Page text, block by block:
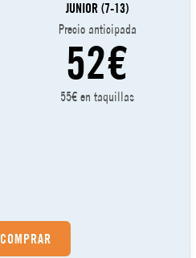
JUNIOR (7-13)
Precio anticipada
52€
55€ en taquillas
COMPRAR